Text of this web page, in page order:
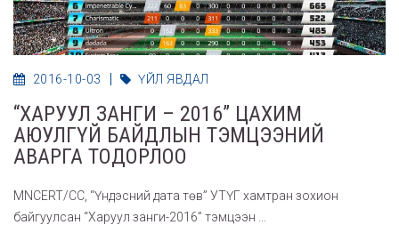
2016-10-03 ҮЙЛ ЯВДАЛ
“ХАРУУЛ ЗАНГИ – 2016” ЦАХИМ
АЮУЛГҮЙ БАЙДЛЫН ТЭМЦЭЭНИЙ
АВАРГА ТОДОРЛОО
MNCERT/CC, “Үндэсний дата төв” УТҮГ хамтран зохион
байгуулсан “Харуул занги-2016” тэмцээн ...